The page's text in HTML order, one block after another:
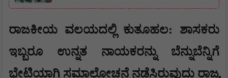
​ರಾಜಕೀಯ ವಲಯದಲ್ಲಿ ಕುತೂಹಲ: ಶಾಸಕರು
ಇಬ್ಬರೂ ಉನ್ನತ ನಾಯಕರನ್ನು ಬೆನ್ನುಬೆನ್ನಿಗೆ
ಭೇಟಿಯಾಗಿ ಸಮಾಲೋಚನೆ ನಡೆಸಿರುವುದು ರಾಜ್ಯ